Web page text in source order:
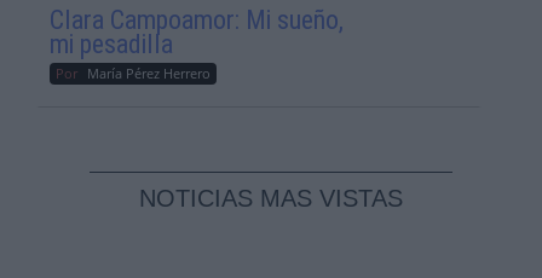
Clara Campoamor: Mi sueño,
mi pesadilla
Por María Pérez Herrero
NOTICIAS MAS VISTAS